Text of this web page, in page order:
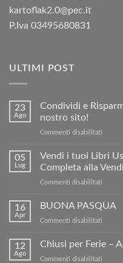
kartoflak2.0@pec.it
P.Iva 03495680831
ULTIMI POST
23
Ago
Condividi e
nostro sito!
Commenti disabilitati
sconto
05
Lug
Vendi i tuoi Libri
Completa alla
Commenti disabilitati
i
tuoi
con
16
Apr
BUONA PASQUA
Commenti disabilitati
12
Ago
Chiusi per Ferie –
Commenti disabilitati